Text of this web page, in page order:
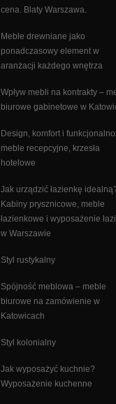
cena. Blaty Warszawa.
Meble drewniane jako
ponadczasowy element w
aranżacji każdego wnętrza
Wpływ mebli na kontrakty –
biurowe gabinetowe w
Design, komfort i
meble recepcyjne, krzesła
hotelowe
Jak urządzić łazienkę
Kabiny prysznicowe, meble
łazienkowe i wyposażenie
w Warszawie
Styl rustykalny
Spójność meblowa – meble
biurowe na zamówienie w
Katowicach
Styl kolonialny
Jak wyposażyć kuchnie?
Wyposażenie kuchenne